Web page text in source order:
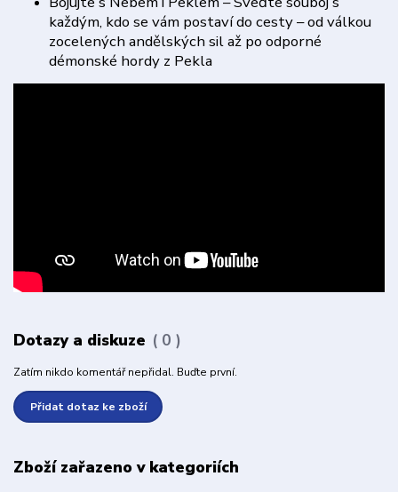
každým, kdo se vám postaví do cesty – od válkou
zocelených andělských sil až po odporné
démonské hordy z Pekla
Dotazy a diskuze 0
Zatím nikdo komentář nepřidal. Buďte první.
Přidat dotaz ke zboží
Zboží zařazeno v kategoriích